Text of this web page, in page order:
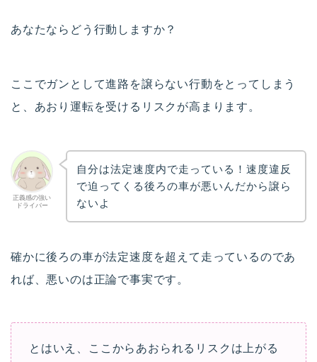
あなたならどう行動しますか？
ここでガンとして進路を譲らない行動をとってしまう
と、あおり運転を受けるリスクが高まります。
正義感の強い
ドライバー
自分は法定速度内で走っている！速度違反
で迫ってくる後ろの車が悪いんだから譲ら
ないよ
確かに後ろの車が法定速度を超えて走っているのであ
れば、悪いのは正論で事実です。
とはいえ、ここからあおられるリスクは上がる